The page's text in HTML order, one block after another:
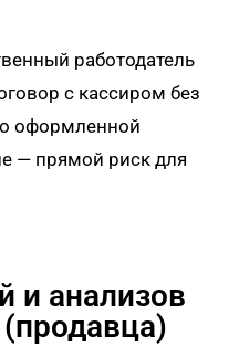
работодатель
с кассиром без
оформленной
— прямой риск для
и анализов